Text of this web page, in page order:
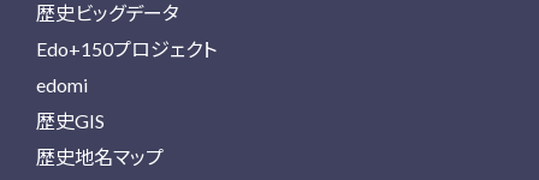
歴史ビッグデータ
Edo+150プロジェクト
edomi
歴史GIS
歴史地名マップ